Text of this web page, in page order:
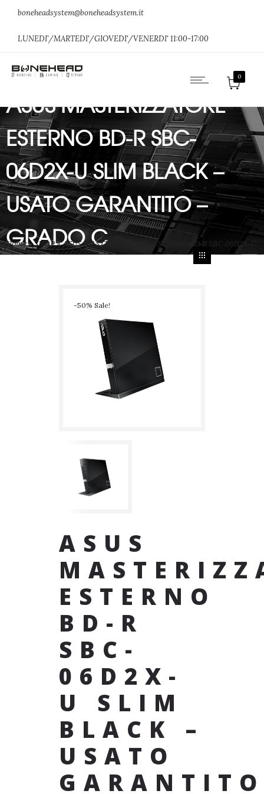
boneheadsystem@boneheadsystem.it
LUNEDI'/MARTEDI'/GIOVEDI'/VENERDI' 11:00-17:00
0
ASUS MASTERIZZATORE
ESTERNO BD-R SBC-
06D2X-U SLIM BLACK –
USATO GARANTITO –
GRADO C
Home»SHOP»ASUS MASTERIZZATORE ESTERNO BD-R SBC-06D2X-U
-50% Sale!
ASUS
ESTERNO
BD-R
SBC-
06D2X-
U SLIM
BLACK –
USATO
GARANTITO